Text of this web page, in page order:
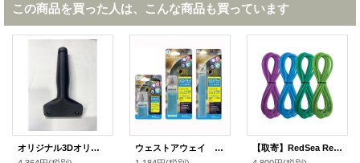
この商品を買った人は、こんな商品も買っています
オリジナル3Dオリジナルスクレイパーアクリル水槽用
ウェストアウェイ ジェルS 海水用
【取寄】RedSea ReefDose チューブ4色各3ｍ 青/緑